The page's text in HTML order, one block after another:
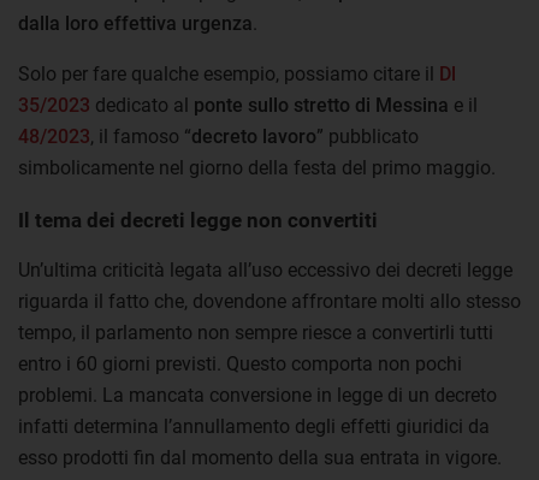
dalla loro effettiva urgenza
Solo per fare qualche esempio, possiamo citare il Dl
35/2023 dedicato al ponte sullo stretto di Messina e il
48/2023, il famoso “decreto lavoro” pubblicato
simbolicamente nel giorno della festa del primo maggio.
Il tema dei decreti legge non convertiti
Un’ultima criticità legata all’uso eccessivo dei decreti legge
riguarda il fatto che, dovendone affrontare molti allo stesso
tempo, il parlamento non sempre riesce a convertirli tutti
entro i 60 giorni previsti. Questo comporta non pochi
problemi. La mancata conversione in legge di un decreto
infatti determina l’annullamento degli effetti giuridici da
esso prodotti fin dal momento della sua entrata in vigore.